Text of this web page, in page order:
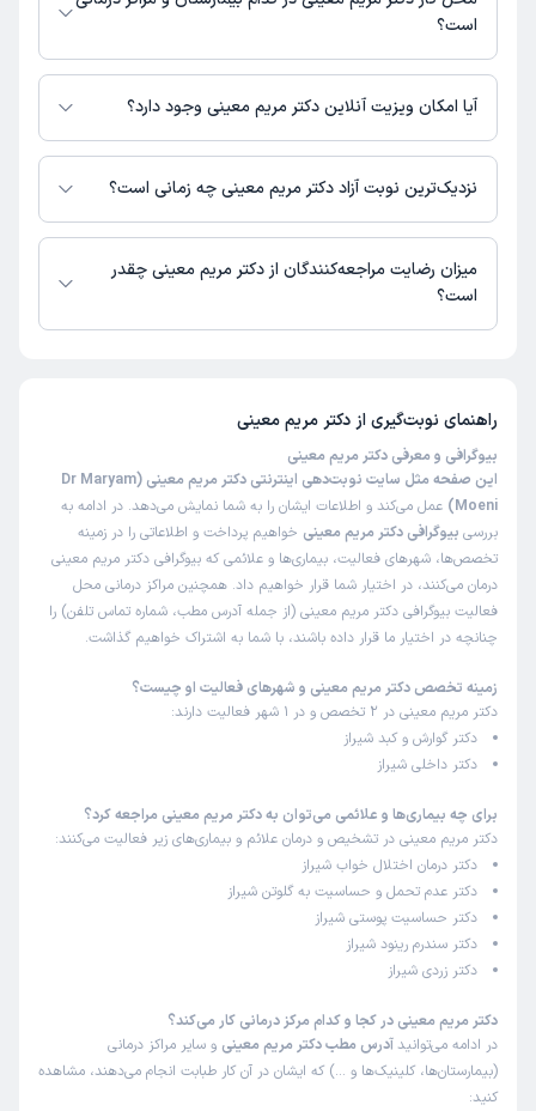
است؟
دکتر مریم معینی در مراکز زیر فعالیت دارد:
درمانگاه مطهری شیراز
آیا امکان ویزیت آنلاین دکتر مریم معینی وجود دارد؟
در حال حاضر اطلاعاتی درباره ارائه ویزیت آنلاین توسط دکتر مریم معینی در
دسترس نیست. برای دریافت اطلاعات دقیق‌تر، لطفاً با مطب تماس بگیرید.
نزدیک‌ترین نوبت آزاد دکتر مریم معینی چه زمانی است؟
زمان نوبت‌دهی و پذیرش بیماران با هماهنگی مطب مشخص می‌شود.
میزان رضایت مراجعه‌کنندگان از دکتر مریم معینی چقدر
است؟
راهنمای نوبت‌گیری از دکتر مریم معینی
بیوگرافی و معرفی دکتر مریم معینی
این صفحه مثل سایت نوبت‌دهی اینترنتی دکتر مریم معینی (Dr Maryam
Moeni)
عمل می‌کند و اطلاعات ایشان را به شما نمایش می‌دهد. در ادامه به
بررسی بیوگرافی دکتر مریم معینی خواهیم پرداخت و اطلاعاتی را در زمینه
تخصص‌ها، شهرهای فعالیت، بیماری‌ها و علائمی که بیوگرافی دکتر مریم معینی
درمان می‌کنند، در اختیار شما قرار خواهیم داد. همچنین مراکز درمانی محل
فعالیت بیوگرافی دکتر مریم معینی (از جمله آدرس مطب، شماره تماس تلفن) را
چنانچه در اختیار ما قرار داده باشند، با شما به اشتراک خواهیم گذاشت.
زمینه تخصص دکتر مریم معینی و شهرهای فعالیت او چیست؟
دکتر مریم معینی در 2 تخصص و در 1 شهر فعالیت دارند:
دکتر گوارش و کبد شیراز
دکتر داخلی شیراز
برای چه بیماری‌ها و علائمی می‌توان به دکتر مریم معینی مراجعه کرد؟
دکتر مریم معینی در تشخیص و درمان علائم و بیماری‌های زیر فعالیت می‌کنند:
دکتر درمان اختلال خواب شیراز
دکتر عدم تحمل و حساسیت به گلوتن شیراز
دکتر حساسیت پوستی شیراز
دکتر سندرم رینود شیراز
دکتر زردی شیراز
دکتر مریم معینی در کجا و کدام مرکز درمانی کار می‌کند؟
در ادامه می‌توانید آدرس مطب دکتر مریم معینی و سایر مراکز درمانی
(بیمارستان‌ها، کلینیک‌ها و …) که ایشان در آن کار طبابت انجام می‌دهند، مشاهده
کنید: